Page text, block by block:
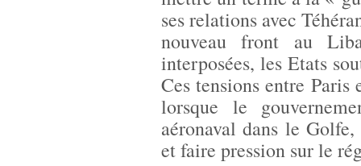
ses relations avec
nouveau front au
interposées, les Etats
Ces tensions entre
lorsque le
aéronaval dans le
et faire pression sur le